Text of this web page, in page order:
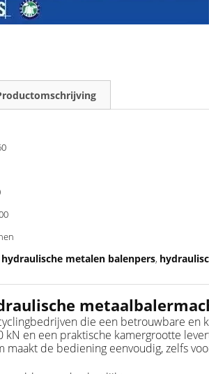
hydraulische metalen balenpers,
die een betrouwbare
kN en een praktische kamergrootte
maakt de bediening eenvoudig, zelfs